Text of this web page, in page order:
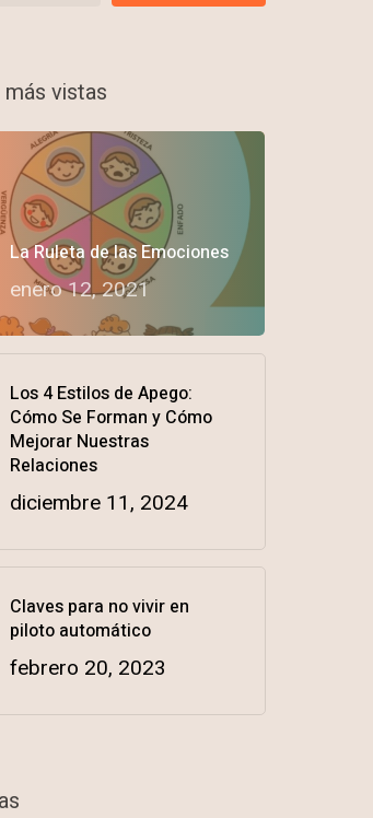
vistas
La Ruleta de las Emociones
enero 12, 2021
Los 4 Estilos de Apego:
Cómo Se Forman y Cómo
Mejorar Nuestras
Relaciones
diciembre 11, 2024
Claves para no vivir en
piloto automático
febrero 20, 2023